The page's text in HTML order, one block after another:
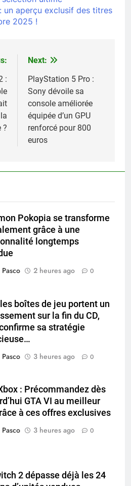
un aperçu exclusif des titres
2025 !
:
?
Next:
PlayStation 5 Pro :
Sony dévoile sa
console améliorée
équipée d’un GPU
renforcé pour 800
euros
Pokopia se transforme
grâce à une
longtemps
2 heures ago 0
boîtes de jeu portent un
sur la fin du CD,
sa stratégie
3 heures ago 0
: Précommandez dès
GTA VI au meilleur
à ces offres exclusives
3 heures ago 0
2 dépasse déjà les 24